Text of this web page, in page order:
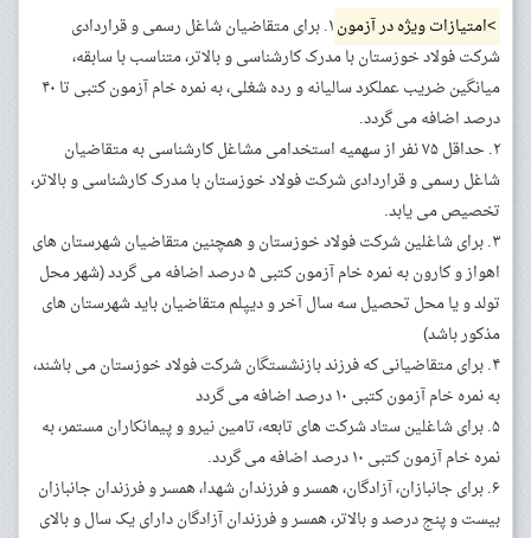
>امتیازات ویژه در آزمون ۱. برای متقاضیان شاغل رسمی و قراردادی
شرکت فولاد خوزستان با مدرک کارشناسی و بالاتر، متناسب با سابقه،
میانگین ضریب عملکرد سالیانه و رده شغلی، به نمره خام آزمون کتبی تا ۴۰
درصد اضافه می گردد.
۲. حداقل ۷۵ نفر از سهمیه استخدامی مشاغل کارشناسی به متقاضیان
شاغل رسمی و قراردادی شرکت فولاد خوزستان با مدرک کارشناسی و بالاتر،
تخصیص می یابد.
۳. برای شاغلین شرکت فولاد خوزستان و همچنین متقاضیان شهرستان های
اهواز و کارون به نمره خام آزمون کتبی ۵ درصد اضافه می گردد (شهر محل
تولد و یا محل تحصیل سه سال آخر و دیپلم متقاضیان باید شهرستان های
مذکور باشد)
۴. برای متقاضیانی که فرزند بازنشستگان شرکت فولاد خوزستان می باشند،
به نمره خام آزمون کتبی ۱۰ درصد اضافه می گردد
۵. برای شاغلین ستاد شرکت های تابعه، تامین نیرو و پیمانکاران مستمر، به
نمره خام آزمون کتبی ۱۰ درصد اضافه می گردد.
۶. برای جانبازان، آزادگان، همسر و فرزندان شهدا، همسر و فرزندان جانبازان
بیست و پنج درصد و بالاتر، همسر و فرزندان آزادگان دارای یک سال و بالای